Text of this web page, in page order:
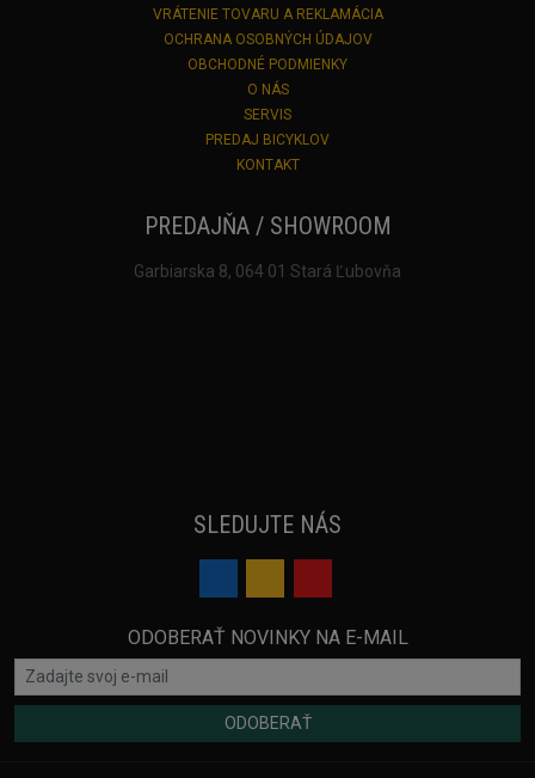
VRÁTENIE TOVARU A REKLAMÁCIA
OCHRANA OSOBNÝCH ÚDAJOV
OBCHODNÉ PODMIENKY
O NÁS
SERVIS
PREDAJ BICYKLOV
KONTAKT
PREDAJŇA / SHOWROOM
Garbiarska 8, 064 01 Stará Ľubovňa
SLEDUJTE NÁS
ODOBERAŤ NOVINKY NA E-MAIL
ODOBERAŤ